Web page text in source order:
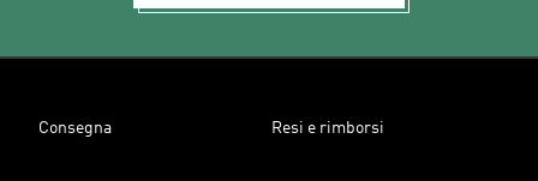
Consegna Resi e rimborsi